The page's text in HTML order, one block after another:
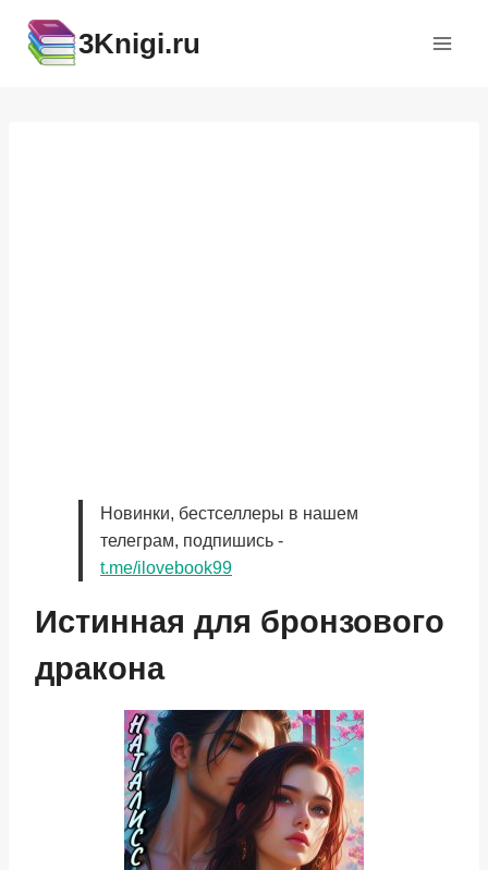
содержимому
3Knigi.ru
Новинки, бестселлеры в нашем
телеграм, подпишись -
t.me/ilovebook99
Истинная для бронзового
дракона